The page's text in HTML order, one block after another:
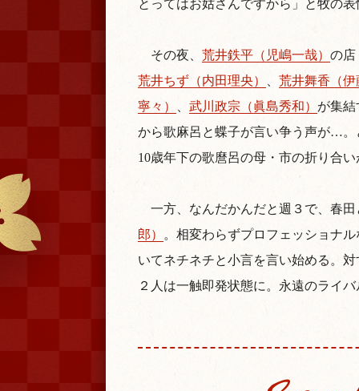
とってはお姑さんですから」と牧の
その夜、 荒井鉄平（児嶋一哉） の店
荒井ちず（内田理央）
荒井舞香（伊
寧々）
武川政宗（眞島秀和） が集
から歌麻呂と蝶子が言い争う声が…
10歳年下の歌麿呂の母・市の折り合
一方、なんだかんだと週３で、春
郎）
。相変わらずプロフェッショナ
いてネチネチと小言を言い始める。
２人は一触即発状態に。永遠のライ